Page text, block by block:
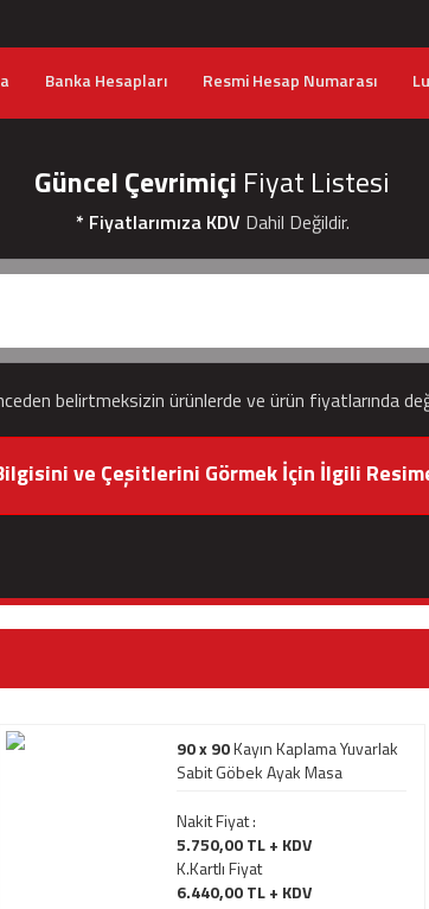
Banka Hesapları Resmi Hesap Numarası
Güncel Çevrimiçi Fiyat Listesi
* Fiyatlarımıza KDV Dahil Değildir.
belirtmeksizin ürünlerde ve ürün fiyatlarında
ve Çeşitlerini Görmek İçin İlgili Resime
90 x 90Kayın Kaplama Yuvarlak
Sabit Göbek Ayak Masa
Nakit Fiyat :
5.750,00 TL + KDV
K.Kartlı Fiyat
6.440,00 TL + KDV